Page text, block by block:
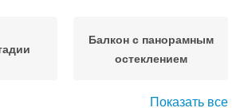
Балкон с панорамным
остеклением
Показать все